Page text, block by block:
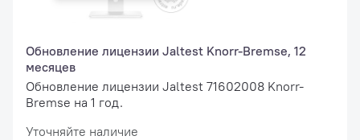
Обновление лицензии Jaltest Knorr-Bremse, 12
месяцев
Обновление лицензии Jaltest 71602008 Knorr-
Bremse на 1 год.
Уточняйте наличие